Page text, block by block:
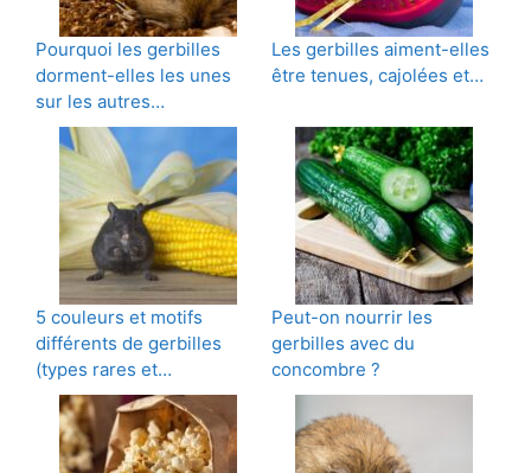
Pourquoi les gerbilles
dorment-elles les unes
sur les autres…
Les gerbilles aiment-elles
être tenues, cajolées et…
5 couleurs et motifs
différents de gerbilles
(types rares et…
Peut-on nourrir les
gerbilles avec du
concombre ?